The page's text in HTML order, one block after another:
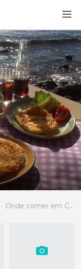
Onde comer em Cíclades